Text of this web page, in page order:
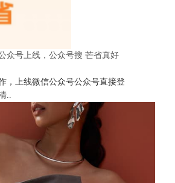
众号上线，公众号搜 芒省真好
，上线微信公众号公众号直接登
..